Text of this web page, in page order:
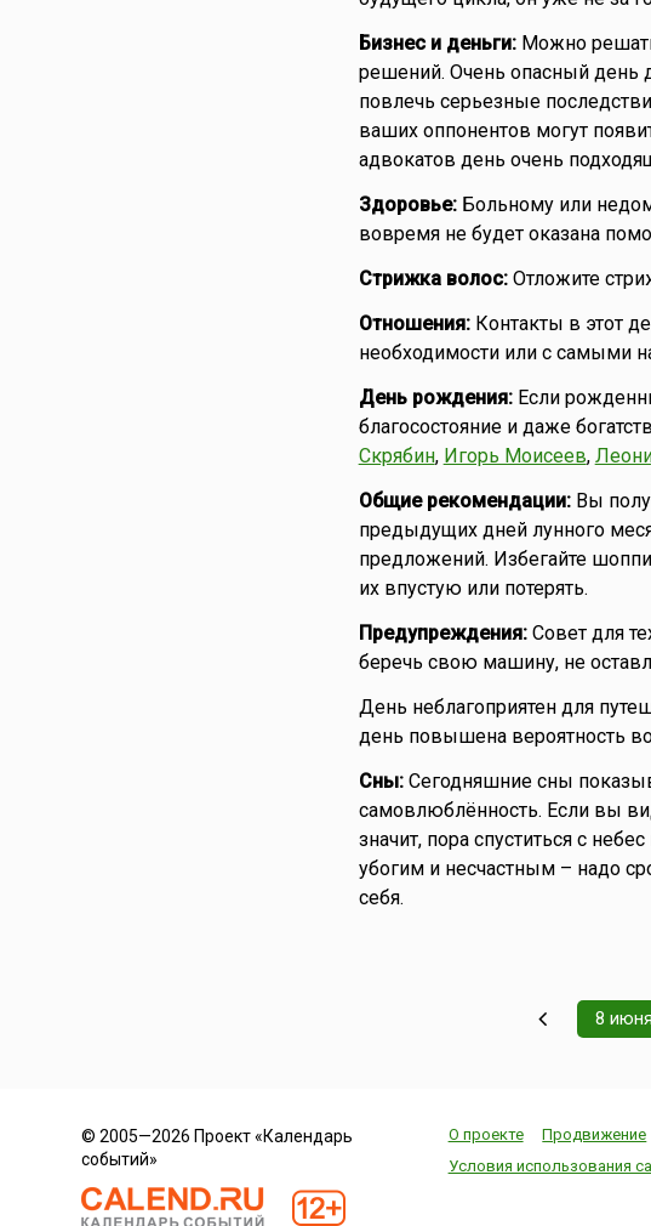
Бизнес и деньги:Можно решать
решений. Очень опасный день
повлечь серьезные
ваших оппонентов могут
адвокатов день очень
Здоровье:Больному или
вовремя не будет оказана
Стрижка волос:Отложите
Отношения:Контакты в этот
необходимости или с самыми
День рождения:Если
благосостояние и даже
Скрябин, Игорь Моисеев,
Общие рекомендации:Вы
предыдущих дней лунного
предложений. Избегайте
их впустую или потерять.
Предупреждения:Совет для
беречь свою машину, не
День неблагоприятен для
день повышена вероятность
Сны:Сегодняшние сны
самовлюблённость. Если вы
значит, пора спуститься с
убогим и несчастным – надо
себя.
8 июня
© 2005—2026 Проект «Календарь
событий»
О проекте Продвижение
Условия использования